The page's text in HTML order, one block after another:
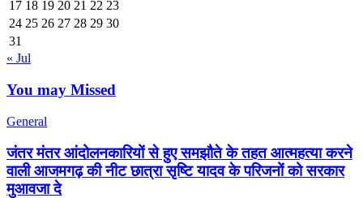
17 18 19 20 21 22 23
24 25 26 27 28 29 30
31
« Jul
You may Missed
General
जंतर मंतर आंदोलनकारियों से हुए समझौते के तहत आत्महत्या करने
वाली आजमगढ़ की नीट छात्रा सृष्टि यादव के परिजनों को सरकार
मुआवजा दे